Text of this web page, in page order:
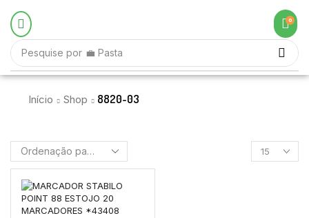
Pesquise por 💼 Pasta
0
Início Shop 8820-03